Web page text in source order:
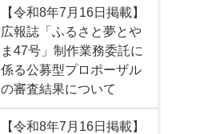
【令和8年7月16日掲載】
広報誌「ふるさと夢とや
ま47号」制作業務委託に
係る公募型プロポーザル
の審査結果について
【令和8年7月16日掲載】